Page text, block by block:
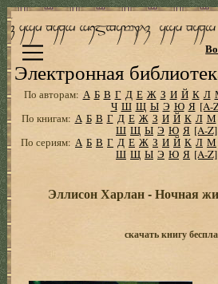
Электронная
По авторам: А Б В Г Д Е Ж З И Й К Л
Ч Ш Щ Ы Э Ю Я [A-
По книгам: А Б В Г Д Е Ж З И Й К Л М
Ш Щ Ы Э Ю Я [A-Z]
По сериям: А Б В Г Д Е Ж З И Й К Л М
Ш Щ Ы Э Ю Я [A-Z]
Эллисон Харлан - Ночная
скачать книгу